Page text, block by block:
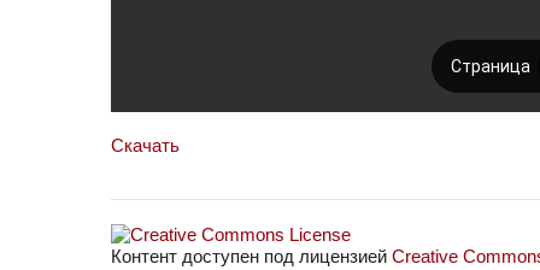
Скачать
Контент доступен под лицензией Creative